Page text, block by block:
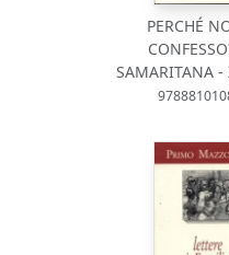
PERCHÉ
SAMARITANA -